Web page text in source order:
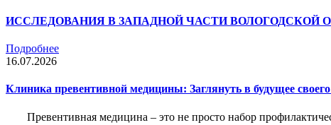
ИССЛЕДОВАНИЯ В ЗАПАДНОЙ ЧАСТИ ВОЛОГОДСКОЙ
Подробнее
16.07.2026
Клиника превентивной медицины: Заглянуть в будущее
Превентивная медицина – это не просто набор